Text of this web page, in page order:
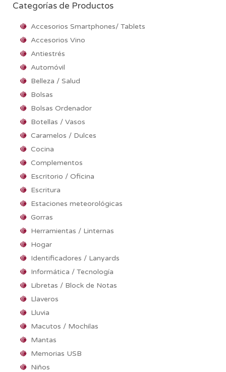
Categorías de Productos
Accesorios Smartphones/ Tablets
Accesorios Vino
Antiestrés
Automóvil
Belleza / Salud
Bolsas
Bolsas Ordenador
Botellas / Vasos
Caramelos / Dulces
Cocina
Complementos
Escritorio / Oficina
Escritura
Estaciones meteorológicas
Gorras
Herramientas / Linternas
Hogar
Identificadores / Lanyards
Informática / Tecnología
Libretas / Block de Notas
Llaveros
Lluvia
Macutos / Mochilas
Mantas
Memorias USB
Niños